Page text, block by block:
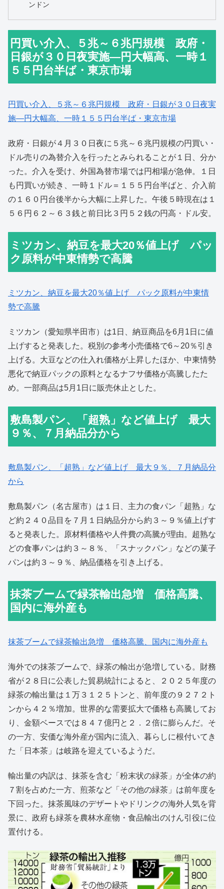
ンドン
円買い介入、５兆～６兆円規模 政府・
日銀が３０日夜実施―円大幅高、一時１
５５円台半ば・東京市場
円買い介入、５兆～６兆円規模 政府・日銀が３０日夜実
施―円大幅高、一時１５５円台半ば・東京市場
政府・日銀が４月３０日夜に５兆～６兆円規模の円買い・
ドル売りの為替介入を行ったとみられることが１日、分か
った。介入を受け、外国為替市場では円相場が急伸。１日
も円買いが続き、一時１ドル＝１５５円台半ばと、介入前
の１６０円台後半から大幅に上昇した。午後５時現在は１
５６円６２～６３銭と前日比３円５２銭の円高・ドル安。
ミツカン、納豆を最大20％値上げ パッ
ク原料が中東情勢で高騰
ミツカン、納豆を最大20％値上げ パック原料が中東情
勢で高騰
ミツカン（愛知県半田市）は1日、納豆商品を6月1日に値
上げすると発表した。税別の参考小売価格で6～20％引き
上げる。大豆などの仕入れ価格が上昇したほか、中東情勢
悪化で納豆パックの原料となるナフサ価格が高騰したた
め。一部商品は5月1日に販売休止とした。
敷島製パン、「超熟」など値上げ 最大
９％、７月納品分から
敷島製パン、「超熟」など値上げ 最大９％、７月納品分
から
敷島製パン（名古屋市）は１日、主力の食パン「超熟」な
ど約２４０品目を７月１日納品分から約３～９％値上げす
ると発表した。原材料価格や人件費の高騰が理由。超熟な
どの食事パンは約３～８％、「スナックパン」などの菓子
パンは約３～９％、納品価格を引き上げる。
抹茶ブームで緑茶輸出急増 価格高騰、
国内に海外産も
抹茶ブームで緑茶輸出急増 価格高騰、国内に海外産も
海外での抹茶ブームで、緑茶の輸出が急増している。財務
省が２８日に公表した貿易統計によると、２０２５年度の
緑茶の輸出量は１万３１２５トンと、前年度の９２７２ト
ンから４２％増加。世界的な需要拡大で価格も高騰してお
り、金額ベースでは８４７億円と２．２倍に膨らんだ。そ
の一方、安価な海外産が国内に流入、暮らしに根付いてき
た「日本茶」は岐路を迎えているようだ。
輸出量の内訳は、抹茶を含む「粉末状の緑茶」が全体の約
７割を占めた一方、煎茶など「その他の緑茶」は前年度を
下回った。抹茶風味のデザートやドリンクの海外人気を背
景に、政府も緑茶を農林水産物・食品輸出のけん引役に位
置付ける。